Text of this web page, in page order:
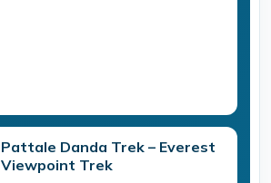
Pattale Danda Trek – Everest
Viewpoint Trek